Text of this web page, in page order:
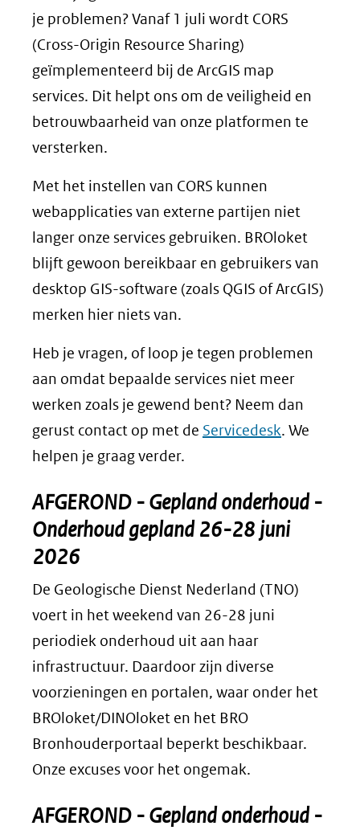
je problemen? Vanaf 1 juli wordt CORS
(Cross-Origin Resource Sharing)
geïmplementeerd bij de ArcGIS map
services. Dit helpt ons om de veiligheid en
betrouwbaarheid van onze platformen te
versterken.
Met het instellen van CORS kunnen
webapplicaties van externe partijen niet
langer onze services gebruiken. BROloket
blijft gewoon bereikbaar en gebruikers van
desktop GIS-software (zoals QGIS of ArcGIS)
merken hier niets van.
Heb je vragen, of loop je tegen problemen
aan omdat bepaalde services niet meer
werken zoals je gewend bent? Neem dan
gerust contact op met de Servicedesk. We
helpen je graag verder.
AFGEROND - Gepland onderhoud -
Onderhoud gepland 26-28 juni
2026
De Geologische Dienst Nederland (TNO)
voert in het weekend van 26-28 juni
periodiek onderhoud uit aan haar
infrastructuur. Daardoor zijn diverse
voorzieningen en portalen, waar onder het
BROloket/DINOloket en het BRO
Bronhouderportaal beperkt beschikbaar.
Onze excuses voor het ongemak.
AFGEROND -Gepland onderhoud -